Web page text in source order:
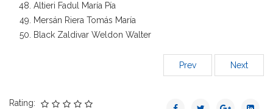
Altieri Fadul María Pía
Mersán Riera Tomás María
Black Zaldivar Weldon Walter
Prev Next
Rating: